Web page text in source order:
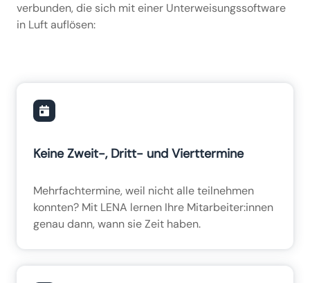
verbunden, die sich mit einer Unterweisungssoftware
in Luft auflösen:
Keine Zweit-, Dritt- und Vierttermine
Mehrfachtermine, weil nicht alle teilnehmen
konnten? Mit LENA lernen Ihre Mitarbeiter:innen
genau dann, wann sie Zeit haben.